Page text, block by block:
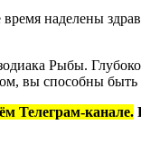
наделены
Рыбы.
вы способны
Телеграм-канале.